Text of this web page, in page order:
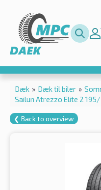
Dæk » Dæk til biler »
Sailun Atrezzo Elite 2
❮ Back to overview